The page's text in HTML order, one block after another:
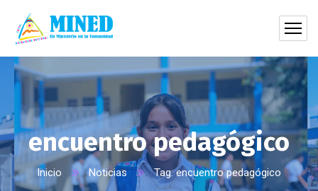
encuentro pedagógico
Inicio Noticias Tag: encuentro pedagógico